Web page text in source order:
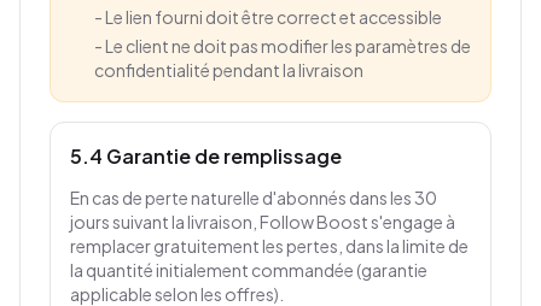
- Le lien fourni doit être correct et accessible
- Le client ne doit pas modifier les paramètres de
confidentialité pendant la livraison
5.4 Garantie de remplissage
En cas de perte naturelle d'abonnés dans les 30
jours suivant la livraison, Follow Boost s'engage à
remplacer gratuitement les pertes, dans la limite de
la quantité initialement commandée (garantie
applicable selon les offres).